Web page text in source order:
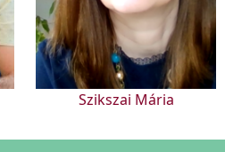
Szikszai Mária